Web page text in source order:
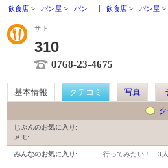
飲食店 パン屋 パン 飲食店 パン屋
サト
310
0768-23-4675
基本情報 クチコミ 写真
じぶんのお気に入り:
メモ:
みんなのお気に入り: 行ってみたい！… 3人